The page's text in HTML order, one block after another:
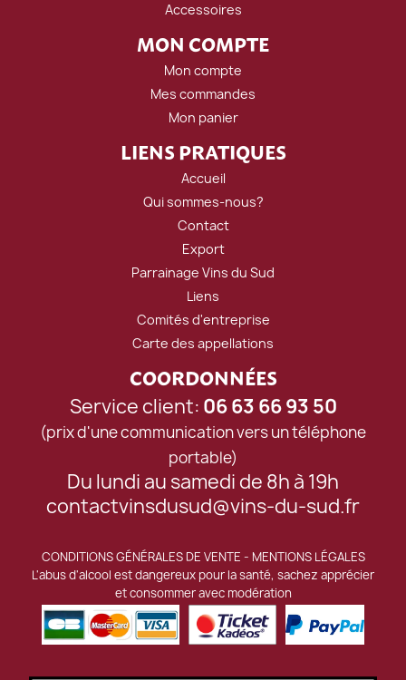
Accessoires
MON COMPTE
Mon compte
Mes commandes
Mon panier
LIENS PRATIQUES
Accueil
Qui sommes-nous?
Contact
Export
Parrainage Vins du Sud
Liens
Comités d'entreprise
Carte des appellations
COORDONNÉES
Service client: 06 63 66 93 50
(prix d'une communication vers un téléphone
portable)
Du lundi au samedi de 8h à 19h
contactvinsdusud@vins-du-sud.fr
CONDITIONS GÉNÉRALES DE VENTE - MENTIONS LÉGALES
L'abus d'alcool est dangereux pour la santé, sachez apprécier
et consommer avec modération